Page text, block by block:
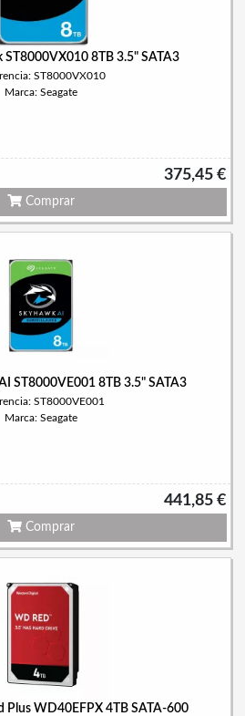
ST8000VX010 8TB 3.5" SATA3
ST8000VX010
Marca: Seagate
375,45 €
Comprar
ST8000VE001 8TB 3.5" SATA3
ST8000VE001
Marca: Seagate
441,85 €
Comprar
Plus WD40EFPX 4TB SATA-600